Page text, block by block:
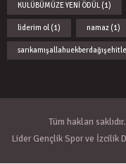
KULÜBÜMÜZE YENİ ÖDÜL (1)
liderim ol (1) namaz (1)
Tüm hakları
Lider Gençlik Spor ve İzcilik